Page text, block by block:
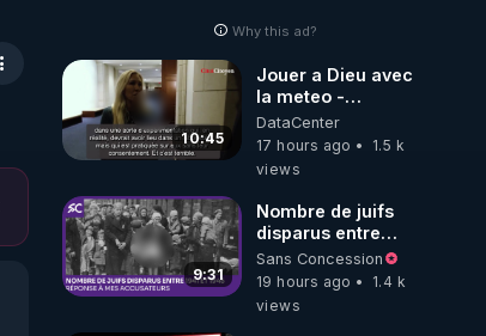
Why this ad?
10:45
Jouer a Dieu avec
la meteo -
Citoicitoyen
DataCenter
17 hours ago
1.5 k
views
9:31
Nombre de juifs
disparus entre
1941 et 1945
(Réponse à mes
accusateurs)
Sans Concession
19 hours ago
1.4 k
views